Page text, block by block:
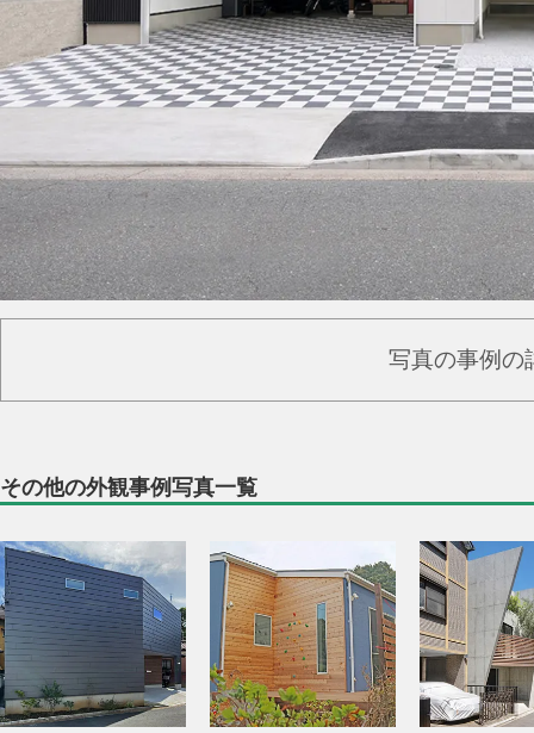
写真の事例の
その他の外観事例写真一覧